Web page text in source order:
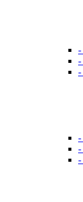
-
-
-
-
-
-